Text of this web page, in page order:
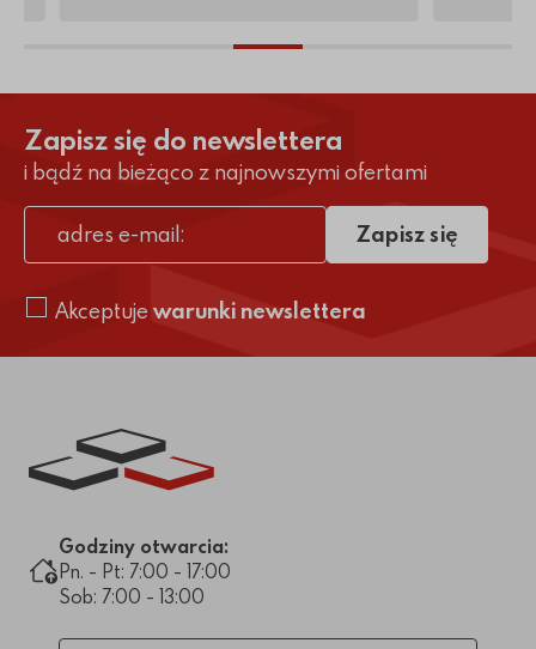
Zapisz się do newslettera
i bądź na bieżąco z najnowszymi ofertami
adres e-mail
Akceptuje warunki newslettera
Zapisz się
Link do strony głównej
Godziny otwarcia:
Pn. - Pt: 7:00 - 17:00
Sob: 7:00 - 13:00